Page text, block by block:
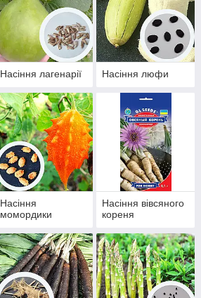
Насіння лагенарії Насіння люфи
Насіння
момордики
Насіння вівсяного
кореня